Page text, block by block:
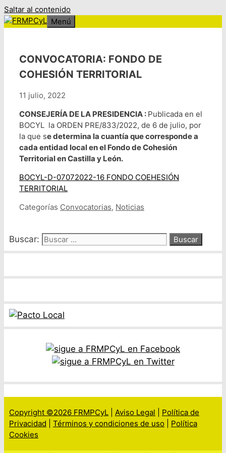
Saltar al contenido
Menú
CONVOCATORIA: FONDO DE
COHESIÓN TERRITORIAL
11 julio, 2022
CONSEJERÍA DE LA PRESIDENCIA : Publicada en el
BOCYL la ORDEN PRE/833/2022, de 6 de julio, por
la que se determina la cuantía que corresponde a
cada entidad local en el Fondo de Cohesión
Territorial en Castilla y León.
BOCYL-D-07072022-16 FONDO COEHESIÓN
TERRITORIAL
Categorías Convocatorias, Noticias
Buscar:
Copyright ©2026 FRMPCyL Aviso Legal
Política de
Privacidad
Términos y condiciones de uso
Política
Cookies